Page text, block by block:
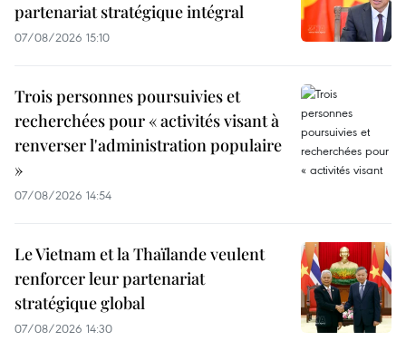
partenariat stratégique intégral
07/08/2026 15:10
Trois personnes poursuivies et
recherchées pour « activités visant à
renverser l'administration populaire
»
07/08/2026 14:54
Le Vietnam et la Thaïlande veulent
renforcer leur partenariat
stratégique global
07/08/2026 14:30